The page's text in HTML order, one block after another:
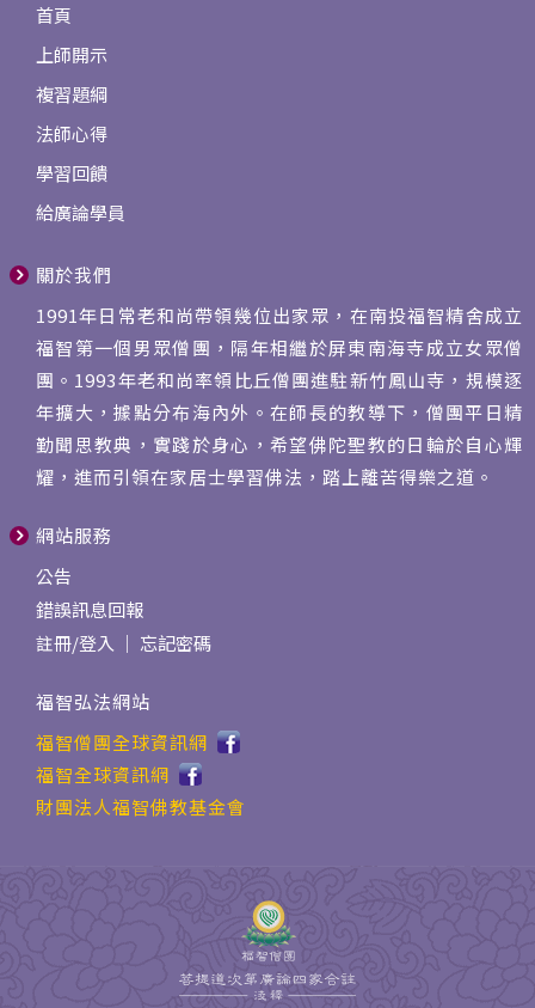
首頁
上師開示
複習題綱
法師心得
學習回饋
給廣論學員
關於我們
1991年日常老和尚帶領幾位出家眾，在南投福智精舍成立
福智第一個男眾僧團，隔年相繼於屏東南海寺成立女眾僧
團。1993年老和尚率領比丘僧團進駐新竹鳳山寺，規模逐
年擴大，據點分布海內外。在師長的教導下，僧團平日精
勤聞思教典，實踐於身心，希望佛陀聖教的日輪於自心輝
耀，進而引領在家居士學習佛法，踏上離苦得樂之道。
網站服務
公告
錯誤訊息回報
註冊/登入 ｜ 忘記密碼
福智弘法網站
福智僧團全球資訊網
福智全球資訊網
財團法人福智佛教基金會